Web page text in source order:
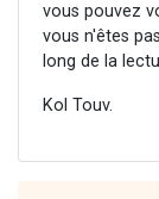
vous pouvez
vous n'êtes
long de la
Kol Touv.